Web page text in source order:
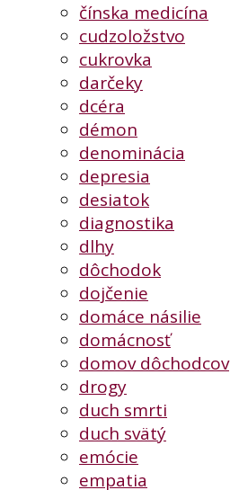
čínska medicína
cudzoložstvo
cukrovka
darčeky
dcéra
démon
denominácia
depresia
desiatok
diagnostika
dlhy
dôchodok
dojčenie
domáce násilie
domácnosť
domov dôchodcov
drogy
duch smrti
duch svätý
emócie
empatia